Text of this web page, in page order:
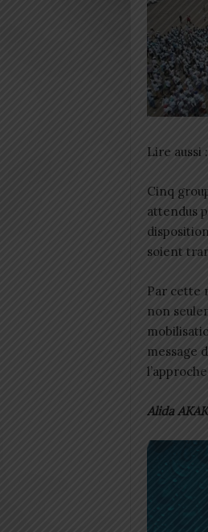
Lire aussi :
Cinq
attendus
soient
Par cette
non
message
Alida